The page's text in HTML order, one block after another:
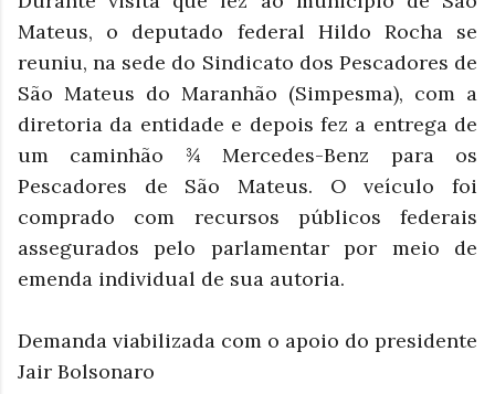
Mateus, o deputado federal Hildo Rocha se
reuniu, na sede do Sindicato dos Pescadores de
São Mateus do Maranhão (Simpesma), com a
diretoria da entidade e depois fez a entrega de
um caminhão ¾ Mercedes-Benz para os
Pescadores de São Mateus. O veículo foi
comprado com recursos públicos federais
assegurados pelo parlamentar por meio de
emenda individual de sua autoria.
Demanda viabilizada com o apoio do presidente
Jair Bolsonaro